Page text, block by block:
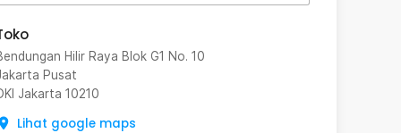
Hilir Raya Blok G1 No. 10
Pusat
Jakarta 10210
Lihat google maps